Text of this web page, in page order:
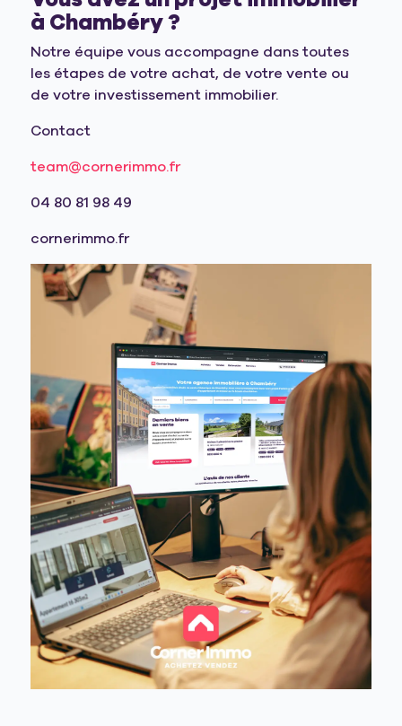
à Chambéry ?
Notre équipe vous accompagne dans toutes
les étapes de votre achat, de votre vente ou
de votre investissement immobilier.
Contact
team@cornerimmo.fr
04 80 81 98 49
cornerimmo.fr